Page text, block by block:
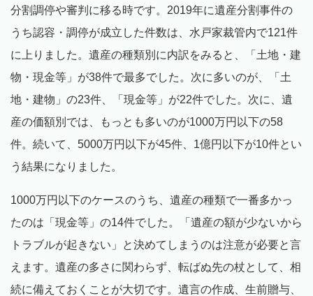
分割調停や審判に移る時です。2019年に遺産分割事件の
うち認容・調停が成立した件数は、水戸家裁管内で121件
に上りました。遺産の種類別に内訳をみると、「土地・建
物・現金等」が38件で最多でした。次に多いのが、「土
地・建物」の23件、「現金等」が22件でした。次に、遺
産の価額別では、もっとも多いのが1000万円以下の58
件。続いて、5000万円以下が45件、1億円以下が10件とい
う結果になりました。
1000万円以下のケースのうち、遺産の種類で一番多かっ
たのは「現金等」の14件でした。「遺産の額が少ないから
トラブルが起きない」と決めてしまうのは注意が必要と言
えます。遺産の多さに関わらず、転ばぬ先の杖として、相
続に備えておくことが大切です。遺言の作成、生前贈与、